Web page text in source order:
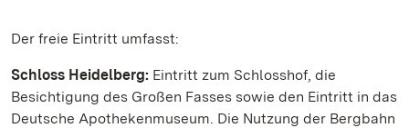
Der freie Eintritt umfasst:
Schloss Heidelberg: Eintritt zum Schlosshof, die
Besichtigung des Großen Fasses sowie den Eintritt in das
Deutsche Apothekenmuseum. Die Nutzung der Bergbahn